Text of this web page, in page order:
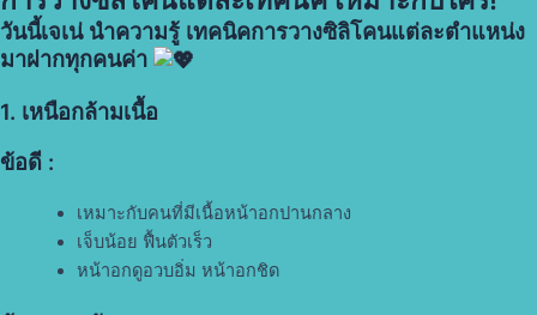
วันนี้เจเน่ นำความรู้ เทคนิคการวางซิลิโคนแต่ละตำแหน่ง
มาฝากทุกคนค่า
1. เหนือกล้ามเนื้อ
ข้อดี :
เหมาะกับคนที่มีเนื้อหน้าอกปานกลาง
เจ็บน้อย ฟื้นตัวเร็ว
หน้าอกดูอวบอิ่ม หน้าอกชิด